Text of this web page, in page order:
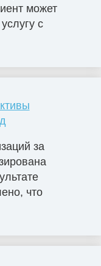
может
с
за
что